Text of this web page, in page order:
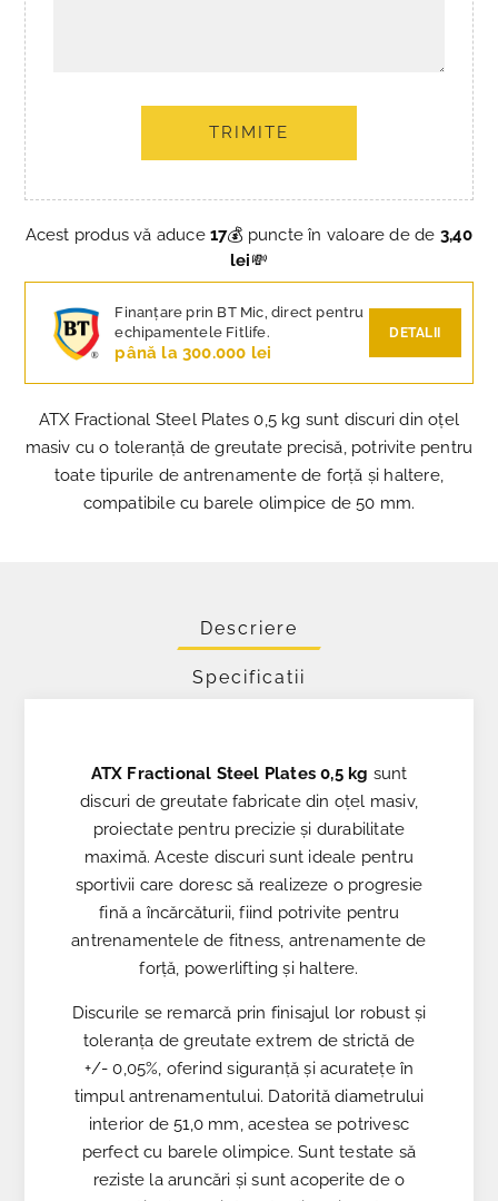
TRIMITE
Acest produs vă aduce 17💰 puncte în valoare de de 3,40
lei💸
Finanțare prin BT Mic, direct pentru
echipamentele Fitlife.
până la 300.000 lei
DETALII
ATX Fractional Steel Plates 0,5 kg sunt discuri din oțel
masiv cu o toleranță de greutate precisă, potrivite pentru
toate tipurile de antrenamente de forță și haltere,
compatibile cu barele olimpice de 50 mm.
Descriere
Specificatii
ATX Fractional Steel Plates 0,5 kg sunt
discuri de greutate fabricate din oțel masiv,
proiectate pentru precizie și durabilitate
maximă. Aceste discuri sunt ideale pentru
sportivii care doresc să realizeze o progresie
fină a încărcăturii, fiind potrivite pentru
antrenamentele de fitness, antrenamente de
forță, powerlifting și haltere.
Discurile se remarcă prin finisajul lor robust și
toleranța de greutate extrem de strictă de
+/- 0,05%, oferind siguranță și acuratețe în
timpul antrenamentului. Datorită diametrului
interior de 51,0 mm, acestea se potrivesc
perfect cu barele olimpice. Sunt testate să
reziste la aruncări și sunt acoperite de o